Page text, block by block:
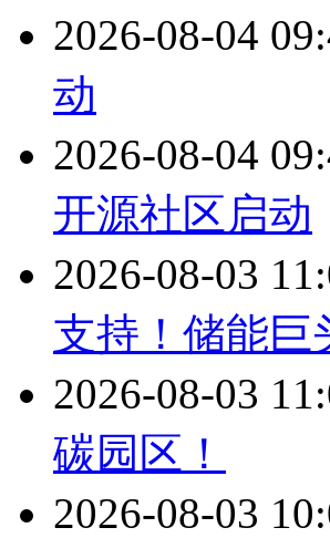
2026-08-04
动
2026-08-04
开源社区启动
2026-08-03
支持！储能巨
2026-08-03
碳园区！
2026-08-03